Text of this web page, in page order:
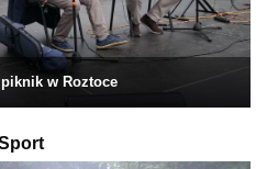
w Roztoce